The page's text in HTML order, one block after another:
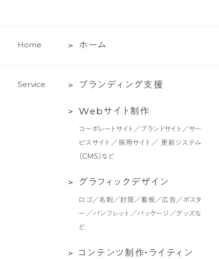
Home
ホ
ホーム
Service
ブ
ン
支
ブラ ン ディ ン グ支援
Web
作
Webサ イ ト 制 作
コーポレートサイト／ブランドサイト／サー
ビスサイト／採用サイト／ 更新システム
（CMS）など
グ
ク
グラフ ィ ッ ク デザイ ン
ロゴ／名刺／封筒／看板／広告／ポスタ
ー／パンフレット／パッケージ／グッズな
ど
コ コ ン テ ン ツ制 作・ ラ イ ティ ン